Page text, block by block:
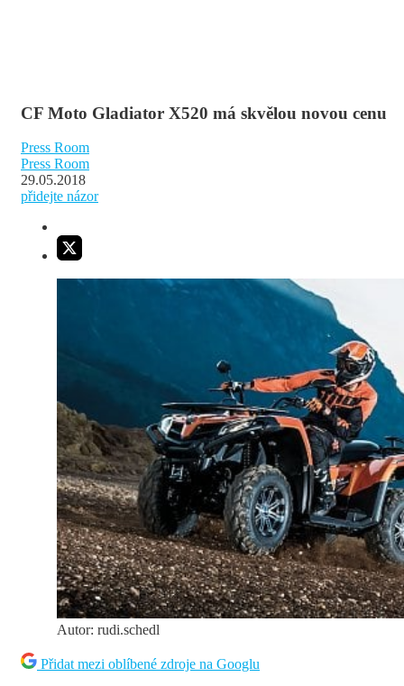
CF Moto Gladiator X520 má skvělou novou cenu
Press Room
Press Room
29.05.2018
přidejte názor
Autor: rudi.schedl
Přidat mezi oblíbené zdroje na Googlu